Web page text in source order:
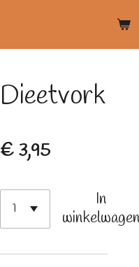
Dieetvork
€ 3,95
In